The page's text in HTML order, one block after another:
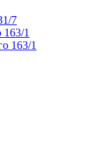
7
1
163/1